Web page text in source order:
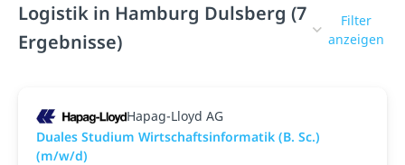
Logistik in Hamburg Dulsberg (7
Ergebnisse)
Filter
anzeigen
Hapag-Lloyd AG
Duales Studium Wirtschaftsinformatik (B. Sc.)
(m/w/d)